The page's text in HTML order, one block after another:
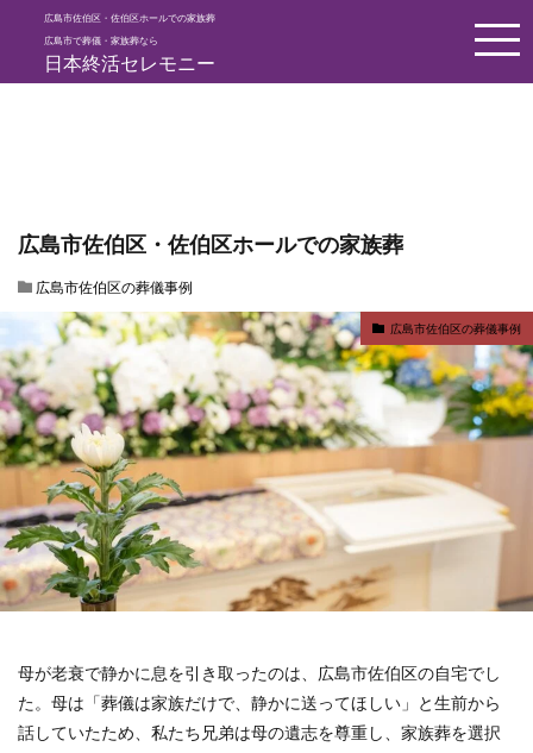
広島市佐伯区・佐伯区ホールでの家族葬
広島市で葬儀・家族葬なら
日本終活セレモニー
HOME 広島市の葬儀の事例 広島市
広島市佐伯区・佐伯区ホールでの家族葬
広島市佐伯区の葬儀事例
広島市佐伯区の葬儀事例
母が老衰で静かに息を引き取ったのは、広島市佐伯区の自宅でし
た。母は「葬儀は家族だけで、静かに送ってほしい」と生前から
話していたため、私たち兄弟は母の遺志を尊重し、家族葬を選択